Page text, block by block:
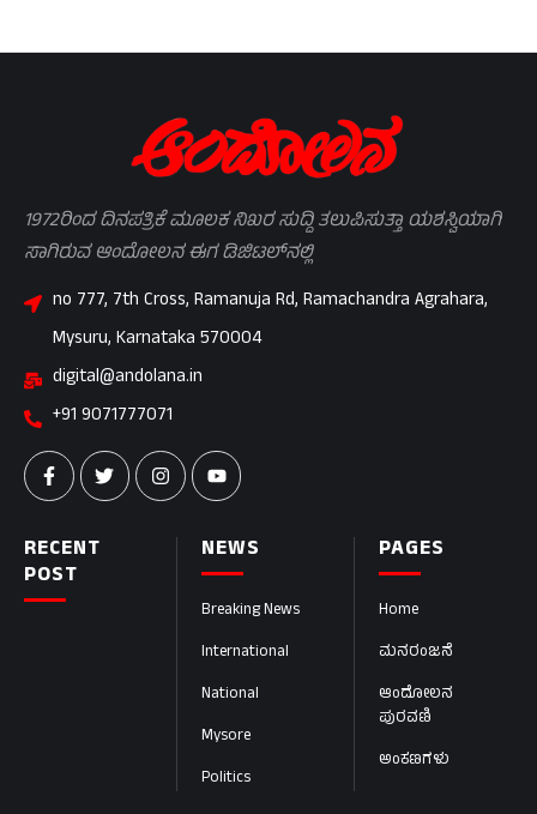
PAGES
Home
ಮನರಂಜನೆ
ಆಂದೋಲನ
ಪುರವಣಿ
ಅಂಕಣಗಳು
NEWS
Breaking News
International
National
Mysore
Politics
RECENT
POST
1972ರಿಂದ ದಿನಪತ್ರಿಕೆ ಮೂಲಕ ನಿಖರ ಸುದ್ದಿ ತಲುಪಿಸುತ್ತಾ ಯಶಸ್ವಿಯಾಗಿ
ಸಾಗಿರುವ ಆಂದೋಲನ ಈಗ ಡಿಜಿಟಲ್‌ನಲ್ಲಿ
no 777, 7th Cross, Ramanuja Rd, Ramachandra Agrahara,
Mysuru, Karnataka 570004
digital@andolana.in
+91 9071777071